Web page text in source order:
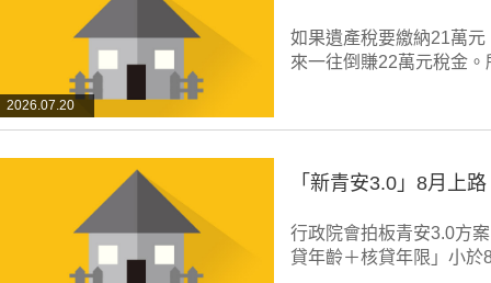
2026.07.20
如果遺產稅要繳納21萬
來一往倒賺22萬元稅金
「新青安3.0」8月上
行政院會拍板青安3.0方
貸年齡＋核貸年限」小於